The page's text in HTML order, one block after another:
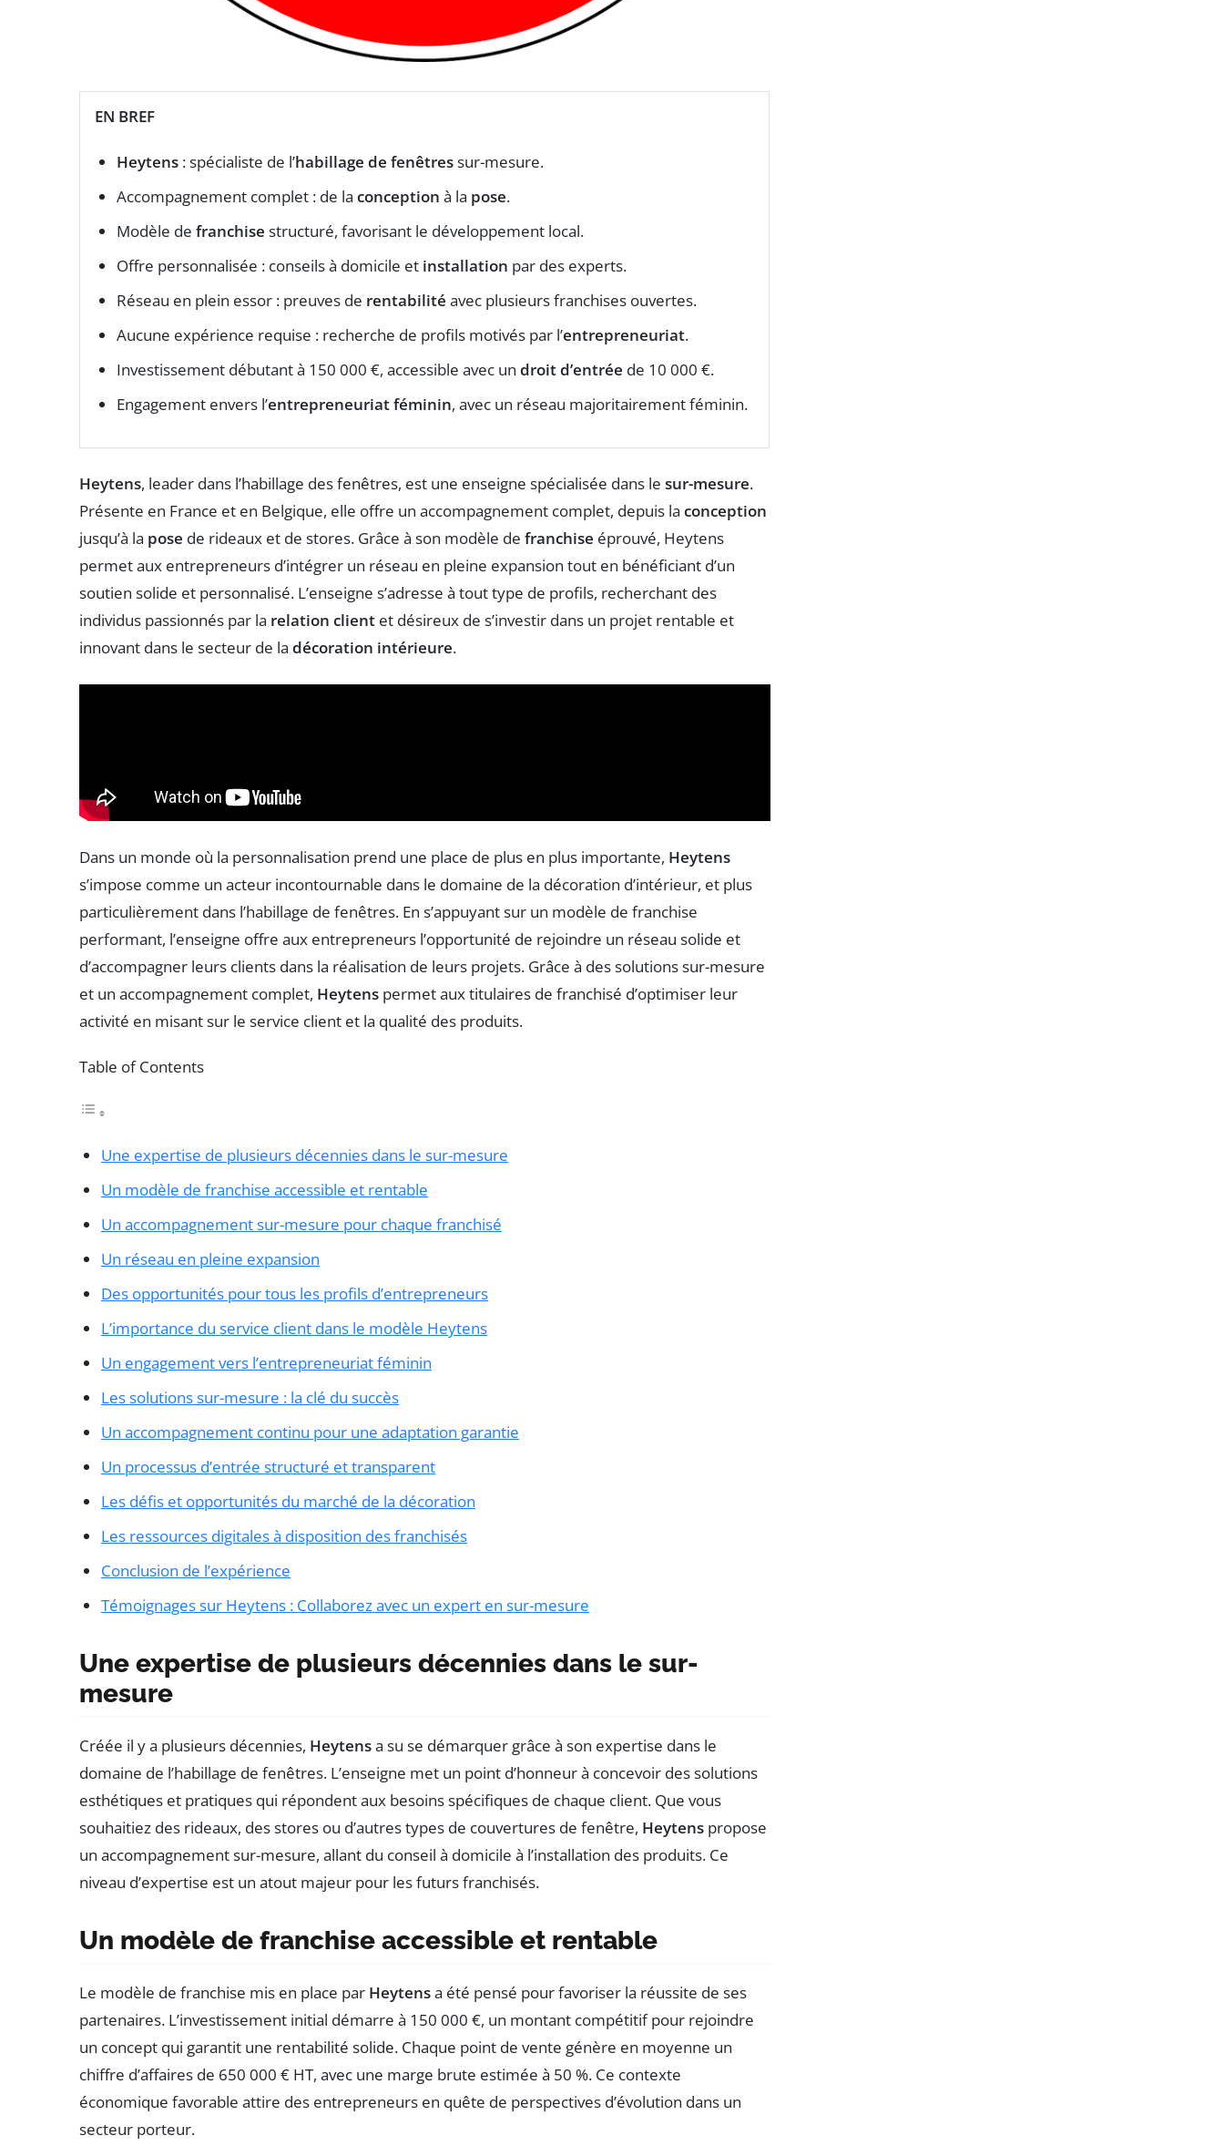
EN BREF
Heytens : spécialiste de l’habillage de fenêtressur-mesure.
Accompagnement complet : de la conception à la pose.
Modèle de franchise structuré, favorisant le développement local.
Offre personnalisée : conseils à domicile et installation par des experts.
Réseau en plein essor : preuves de rentabilité avec plusieurs franchises ouvertes.
Aucune expérience requise : recherche de profils motivés par l’entrepreneuriat.
Investissement débutant à 150 000 €, accessible avec un droit d’entrée de 10 000 €.
Engagement envers l’entrepreneuriat féminin, avec un réseau majoritairement féminin.
Heytens, leader dans l’habillage des fenêtres, est une enseigne spécialisée dans le sur-mesure.
Présente en France et en Belgique, elle offre un accompagnement complet, depuis la conception
jusqu’à la pose de rideaux et de stores. Grâce à son modèle de franchise éprouvé, Heytens
permet aux entrepreneurs d’intégrer un réseau en pleine expansion tout en bénéficiant d’un
soutien solide et personnalisé. L’enseigne s’adresse à tout type de profils, recherchant des
individus passionnés par la relation client et désireux de s’investir dans un projet rentable et
innovant dans le secteur de la décoration intérieure.
Dans un monde où la personnalisation prend une place de plus en plus importante, Heytens
s’impose comme un acteur incontournable dans le domaine de la décoration d’intérieur, et plus
particulièrement dans l’habillage de fenêtres. En s’appuyant sur un modèle de franchise
performant, l’enseigne offre aux entrepreneurs l’opportunité de rejoindre un réseau solide et
d’accompagner leurs clients dans la réalisation de leurs projets. Grâce à des solutions sur-mesure
et un accompagnement complet, Heytens permet aux titulaires de franchisé d’optimiser leur
activité en misant sur le service client et la qualité des produits.
Table of Contents
Une expertise de plusieurs décennies dans le sur-mesure
Un modèle de franchise accessible et rentable
Un accompagnement sur-mesure pour chaque franchisé
Un réseau en pleine expansion
Des opportunités pour tous les profils d’entrepreneurs
L’importance du service client dans le modèle Heytens
Un engagement vers l’entrepreneuriat féminin
Les solutions sur-mesure : la clé du succès
Un accompagnement continu pour une adaptation garantie
Un processus d’entrée structuré et transparent
Les défis et opportunités du marché de la décoration
Les ressources digitales à disposition des franchisés
Conclusion de l’expérience
Témoignages sur Heytens : Collaborez avec un expert en sur-mesure
Une expertise de plusieurs décennies dans le sur-
mesure
Créée il y a plusieurs décennies, Heytensa su se démarquer grâce à son expertise dans le
domaine de l’habillage de fenêtres. L’enseigne met un point d’honneur à concevoir des solutions
esthétiques et pratiques qui répondent aux besoins spécifiques de chaque client. Que vous
souhaitiez des rideaux, des stores ou d’autres types de couvertures de fenêtre, Heytens propose
un accompagnement sur-mesure, allant du conseil à domicile à l’installation des produits. Ce
niveau d’expertise est un atout majeur pour les futurs franchisés.
Un modèle de franchise accessible et rentable
Le modèle de franchise mis en place par Heytensa été pensé pour favoriser la réussite de ses
partenaires. L’investissement initial démarre à 150 000 €, un montant compétitif pour rejoindre
un concept qui garantit une rentabilité solide. Chaque point de vente génère en moyenne un
chiffre d’affaires de 650 000 € HT, avec une marge brute estimée à 50 %. Ce contexte
économique favorable attire des entrepreneurs en quête de perspectives d’évolution dans un
secteur porteur.